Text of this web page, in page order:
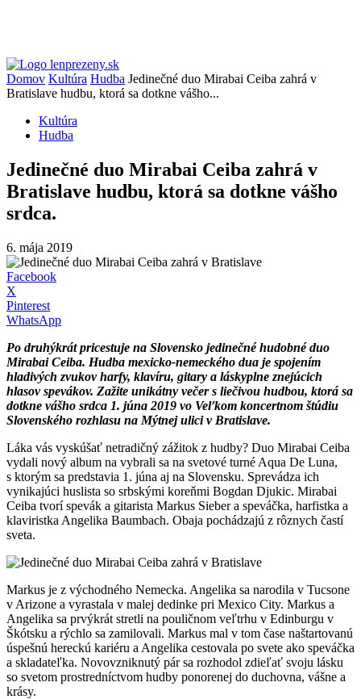
Domov Kultúra Hudba Jedinečné duo Mirabai Ceiba zahrá v
Bratislave hudbu, ktorá sa dotkne vášho...
Kultúra
Hudba
Jedinečné duo Mirabai Ceiba zahrá v
Bratislave hudbu, ktorá sa dotkne vášho
srdca.
6. mája 2019
Facebook
X
Pinterest
WhatsApp
Po druhýkrát pricestuje na Slovensko jedinečné hudobné duo
Mirabai Ceiba. Hudba mexicko-nemeckého dua je spojením
hladivých zvukov harfy, klavíru, gitary a láskyplne znejúcich
hlasov spevákov. Zažite unikátny večer s liečivou hudbou, ktorá sa
dotkne vášho srdca 1. júna 2019 vo Veľkom koncertnom štúdiu
Slovenského rozhlasu na Mýtnej ulici v Bratislave.
Láka vás vyskúšať netradičný zážitok z hudby? Duo Mirabai Ceiba
vydali nový album na vybrali sa na svetové turné Aqua De Luna,
s ktorým sa predstavia 1. júna aj na Slovensku. Sprevádza ich
vynikajúci huslista so srbskými koreňmi Bogdan Djukic. Mirabai
Ceiba tvorí spevák a gitarista Markus Sieber a speváčka, harfistka a
klaviristka Angelika Baumbach. Obaja pochádzajú z rôznych častí
sveta.
Markus je z východného Nemecka. Angelika sa narodila v Tucsone
v Arizone a vyrastala v malej dedinke pri Mexico City. Markus a
Angelika sa prvýkrát stretli na pouličnom veľtrhu v Edinburgu v
Škótsku a rýchlo sa zamilovali. Markus mal v tom čase naštartovanú
úspešnú hereckú kariéru a Angelika cestovala po svete ako speváčka
a skladateľka. Novovzniknutý pár sa rozhodol zdieľať svoju lásku
so svetom prostredníctvom hudby ponorenej do duchovna, vášne a
krásy.